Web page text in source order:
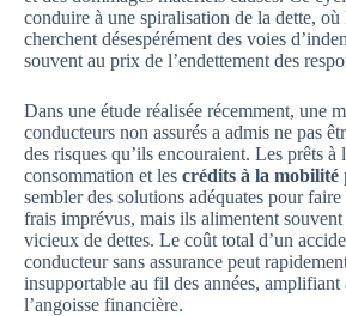
conduire à une spiralisation de la dette, où
cherchent désespérément des voies
souvent au prix de l’endettement des
Dans une étude réalisée récemment, une
conducteurs non assurés a admis ne pas
des risques qu’ils encouraient. Les prêts à
consommation et les crédits à la mobilité
sembler des solutions adéquates pour faire
frais imprévus, mais ils alimentent
vicieux de dettes. Le coût total d’un
conducteur sans assurance peut
insupportable au fil des années, amplifiant
l’angoisse financière.